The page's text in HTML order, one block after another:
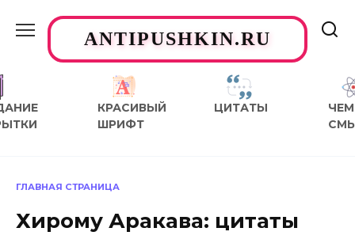
содержаниюANTIPUSHKIN.RU
КРАСИВЫЙ
ШРИФТ
ЦИТАТЫ
ЧЕМ
ГЛАВНАЯ СТРАНИЦА
Хирому Аракава: цитаты